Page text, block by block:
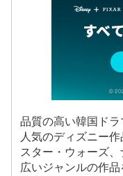
品質の高い韓国ド
人気のディズニー
スター・ウォーズ
広いジャンルの作